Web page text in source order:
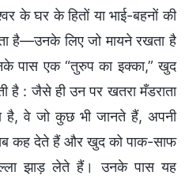
के घर के हितों या भाई-बहनों की
है—उनके लिए जो मायने रखता है
पास एक “तुरुप का इक्का,” खुद
है : जैसे ही उन पर खतरा मँडराता
है, वे जो कुछ भी जानते हैं, अपनी
कह देते हैं और खुद को पाक-साफ
झाड़ लेते हैं। उनके पास यह